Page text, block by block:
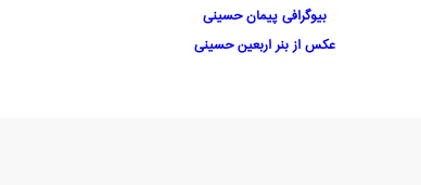
بیوگرافی پیمان حسینی
عکس از بنر اربعین حسینی